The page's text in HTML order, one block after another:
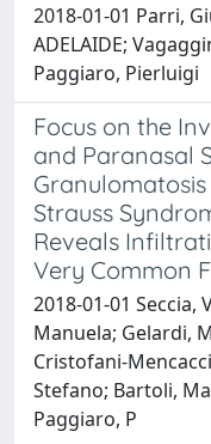
2018-01-01 Parri,
ADELAIDE;
Paggiaro, Pierluigi
Focus on the
and Paranasal
Strauss
Reveals
Very Common
2018-01-01 Seccia,
Manuela; Gelardi,
Cristofani-
Stefano; Bartoli,
Paggiaro, P